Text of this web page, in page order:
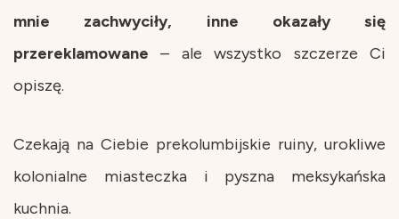
mnie zachwyciły, inne okazały się
przereklamowane – ale wszystko szczerze Ci
opiszę.
Czekają na Ciebie prekolumbijskie ruiny, urokliwe
kolonialne miasteczka i pyszna meksykańska
kuchnia.